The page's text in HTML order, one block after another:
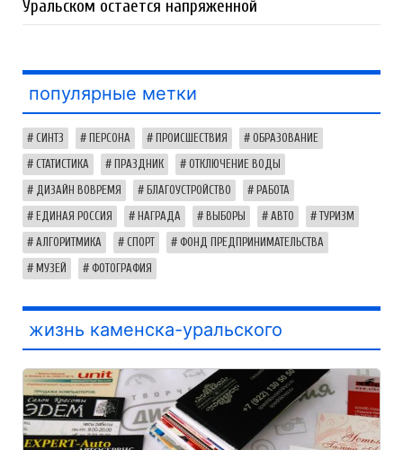
Уральском остается напряженной
популярные метки
СИНТЗ ПЕРСОНА ПРОИСШЕСТВИЯ ОБРАЗОВАНИЕ
СТАТИСТИКА ПРАЗДНИК ОТКЛЮЧЕНИЕ ВОДЫ
ДИЗАЙН ВОВРЕМЯ БЛАГОУСТРОЙСТВО РАБОТА
ЕДИНАЯ РОССИЯ НАГРАДА ВЫБОРЫ АВТО ТУРИЗМ
АЛГОРИТМИКА СПОРТ ФОНД ПРЕДПРИНИМАТЕЛЬСТВА
МУЗЕЙ ФОТОГРАФИЯ
жизнь каменска-уральского